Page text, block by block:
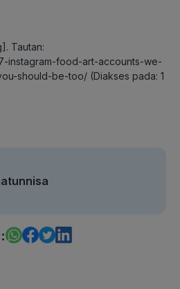
Tautan:
instagram-food-art-accounts-we-
should-be-too/ (Diakses pada: 1